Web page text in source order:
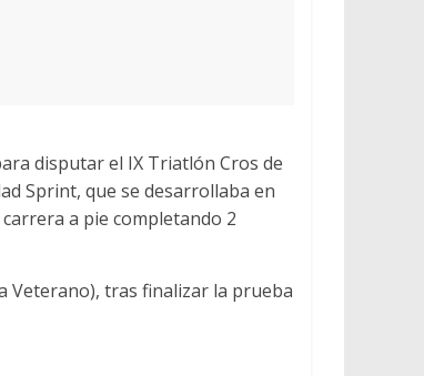
disputar el IX Triatlón Cros de
Sprint, que se desarrollaba en
a pie completando 2
Veterano), tras finalizar la prueba